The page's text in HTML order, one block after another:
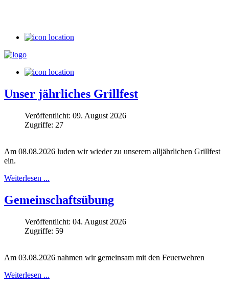
Unser jährliches Grillfest
Veröffentlicht: 09. August 2026
Zugriffe: 27
Am 08.08.2026 luden wir wieder zu unserem alljährlichen Grillfest
ein.
Weiterlesen ...
Gemeinschaftsübung
Veröffentlicht: 04. August 2026
Zugriffe: 59
Am 03.08.2026 nahmen wir gemeinsam mit den Feuerwehren
Weiterlesen ...